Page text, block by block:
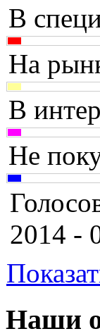
Brain
Brava
Cbr
Cube
Datex
В
На
В
Не
2014 -
Наши